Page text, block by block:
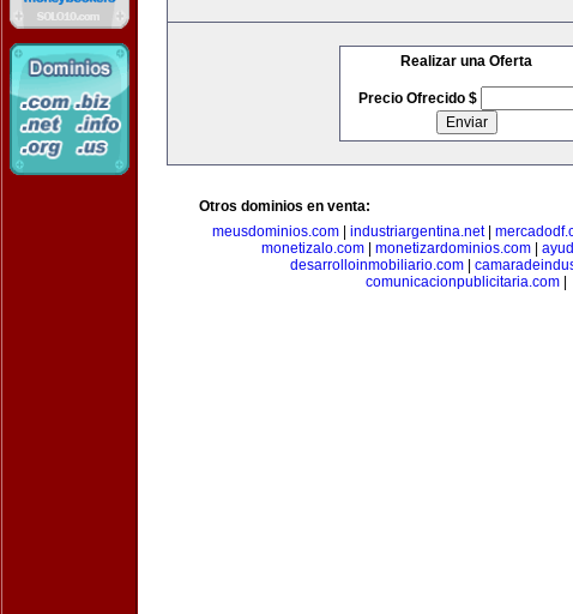
Realizar una Oferta
Precio Ofrecido $
Otros dominios en venta:
meusdominios.com| industriargentina.net|
monetizalo.com| monetizardominios.com|
desarrolloinmobiliario.com
comunicacionpublicitaria.com